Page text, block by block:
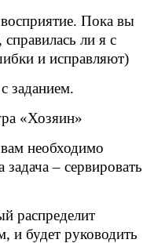
Пока вы
справилась ли я с
и исправляют)
заданием.
«Хозяин»
необходимо
– сервировать
распределит
и будет руководить